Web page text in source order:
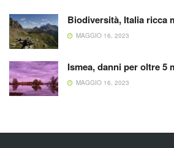
Biodiversità, Italia ricca
MAGGIO 16, 2023
Ismea, danni per oltre 5
MAGGIO 16, 2023